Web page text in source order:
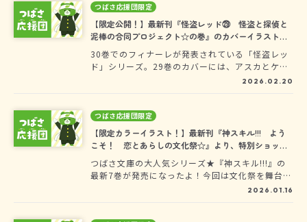
と、まさかのもう一人！ぜひ一巻から読んでみて
ね♪
つばさ応援団限定
【限定公開！】最新刊『怪盗レッド㉙ 怪盗と探偵と
泥棒の合同プロジェクト☆の巻』のカバーイラスト全
体を見せちゃう！
30巻でのフィナーレが発表されている「怪盗レッ
ド」シリーズ。29巻のカバーには、アスカとケイ
の通う学園のメンバーがいっぱい集合してます！
2026.02.20
つばさ応援団限定
【限定カラーイラスト！】最新刊『神スキル!!! よう
こそ！ 恋とあらしの文化祭☆』より、特別ショット
大公開♪
つばさ文庫の大人気シリーズ★『神スキル!!!』の
最新7巻が発売になったよ！今回は文化祭を舞台
に、神木三きょうだいが大活躍！そして、長女の
2026.01.16